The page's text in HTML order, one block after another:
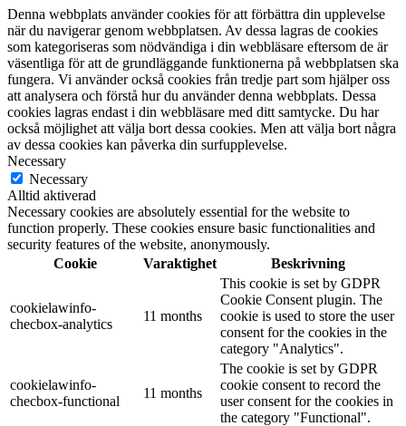
Denna webbplats använder cookies för att förbättra din upplevelse
när du navigerar genom webbplatsen. Av dessa lagras de cookies
som kategoriseras som nödvändiga i din webbläsare eftersom de är
väsentliga för att de grundläggande funktionerna på webbplatsen ska
fungera. Vi använder också cookies från tredje part som hjälper oss
att analysera och förstå hur du använder denna webbplats. Dessa
cookies lagras endast i din webbläsare med ditt samtycke. Du har
också möjlighet att välja bort dessa cookies. Men att välja bort några
av dessa cookies kan påverka din surfupplevelse.
Necessary
Necessary
Alltid aktiverad
Necessary cookies are absolutely essential for the website to
function properly. These cookies ensure basic functionalities and
security features of the website, anonymously.
Cookie
Varaktighet Beskrivning
cookielawinfo-
checbox-analytics
11 months
This cookie is set by GDPR
Cookie Consent plugin. The
cookie is used to store the user
consent for the cookies in the
category "Analytics".
cookielawinfo-
checbox-functional
11 months
The cookie is set by GDPR
cookie consent to record the
user consent for the cookies in
the category "Functional".